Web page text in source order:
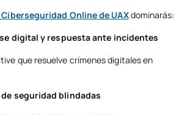
Online de UAXdominarás:
digital y respuesta ante incidentes
que resuelve crímenes digitales en
seguridad blindadas